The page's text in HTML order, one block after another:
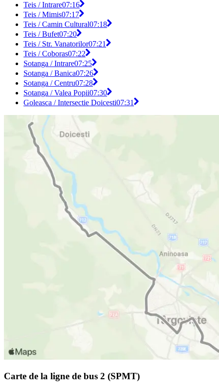
Teis / Intrare07:16
Teis / Mimis07:17
Teis / Camin Cultural07:18
Teis / Bufet07:20
Teis / Str. Vanatorilor07:21
Teis / Coboras07:22
Sotanga / Intrare07:25
Sotanga / Banica07:26
Sotanga / Centru07:28
Sotanga / Valea Popii07:30
Goleasca / Intersectie Doicesti07:31
Carte de la ligne de bus 2 (SPMT)